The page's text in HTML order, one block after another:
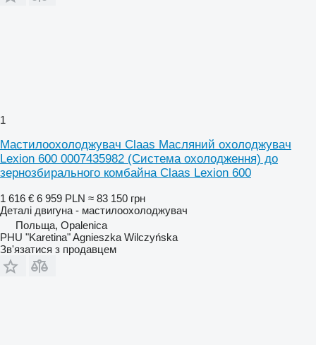
1
Мастилоохолоджувач Claas Масляний охолоджувач
Lexion 600 0007435982 (Система охолодження) до
зернозбирального комбайна Claas Lexion 600
1 616 € 6 959 PLN ≈ 83 150 грн
Деталі двигуна - мастилоохолоджувач
Польща, Opalenica
PHU "Karetina" Agnieszka Wilczyńska
Зв'язатися з продавцем